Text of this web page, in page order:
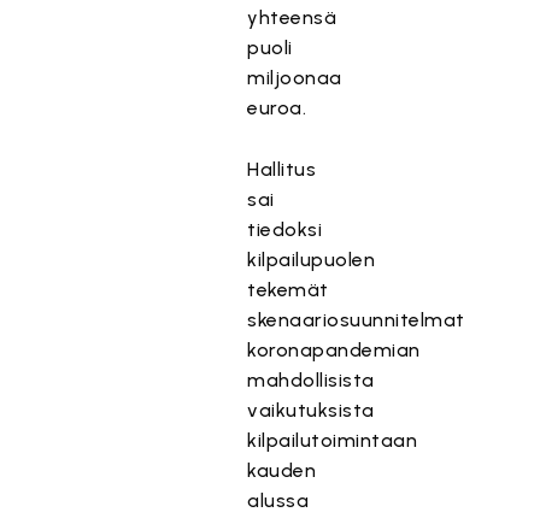
yhteensä
puoli
miljoonaa
euroa.
Hallitus
sai
tiedoksi
kilpailupuolen
tekemät
skenaariosuunnitelmat
koronapandemian
mahdollisista
vaikutuksista
kilpailutoimintaan
kauden
alussa